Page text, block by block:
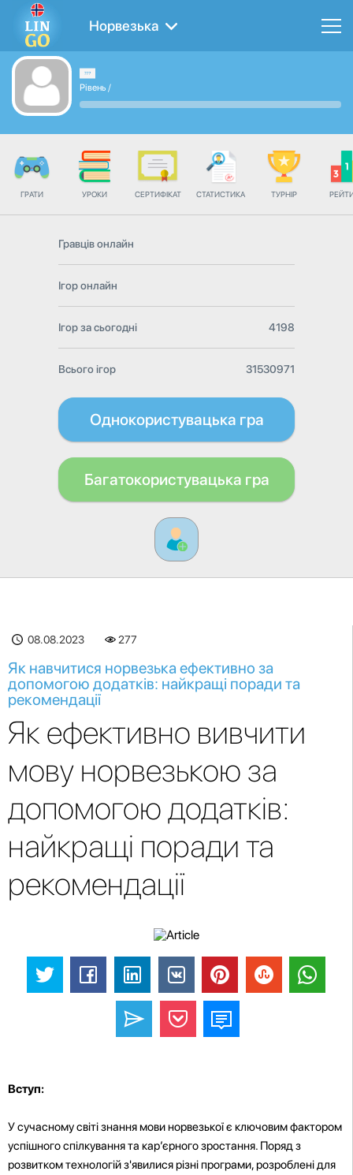
Норвезька
Рівень /
ГРАТИ УРОКИ СЕРТИФІКАТ СТАТИСТИКА ТУРНІР
Гравців онлайн
Ігор онлайн
Ігор за сьогодні 4198
Всього ігор 31530971
Однокористувацька гра
Багатокористувацька гра
08.08.2023 277
Як навчитися норвезька ефективно за
допомогою додатків: найкращі поради та
рекомендації
Як ефективно вивчити
мову норвезькою за
допомогою додатків:
найкращі поради та
рекомендації
Вступ:
У сучасному світі знання мови норвезької є ключовим фактором
успішного спілкування та кар’єрного зростання. Поряд з
розвитком технологій з'явилися різні програми, розроблені для